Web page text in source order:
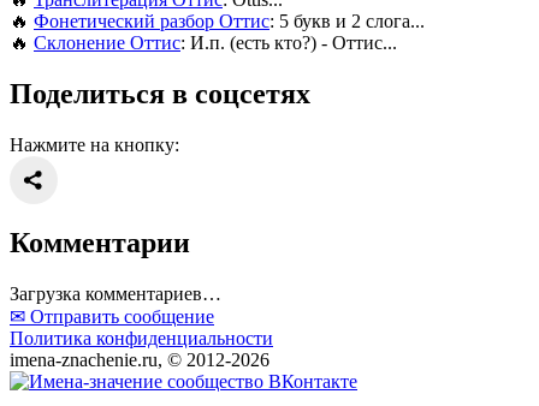
🔥 Фонетический разбор Оттис: 5 букв и 2 слога...
🔥 Склонение Оттис: И.п. (есть кто?) - Оттис...
Поделиться в соцсетях
Нажмите на кнопку:
Комментарии
Загрузка комментариев…
✉ Отправить сообщение
Политика конфиденциальности
imena-znachenie.ru, © 2012-2026